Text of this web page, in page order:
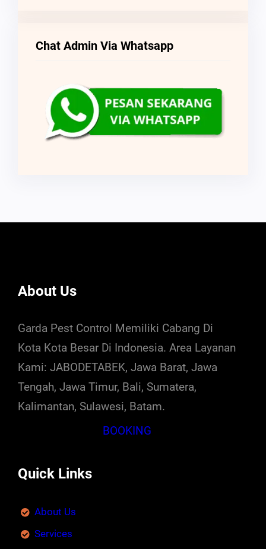
Chat Admin Via Whatsapp
About Us
Garda Pest Control Memiliki Cabang Di
Kota Kota Besar Di Indonesia. Area Layanan
Kami: JABODETABEK, Jawa Barat, Jawa
Tengah, Jawa Timur, Bali, Sumatera,
Kalimantan, Sulawesi, Batam.
BOOKING
Quick Links
About Us
Services